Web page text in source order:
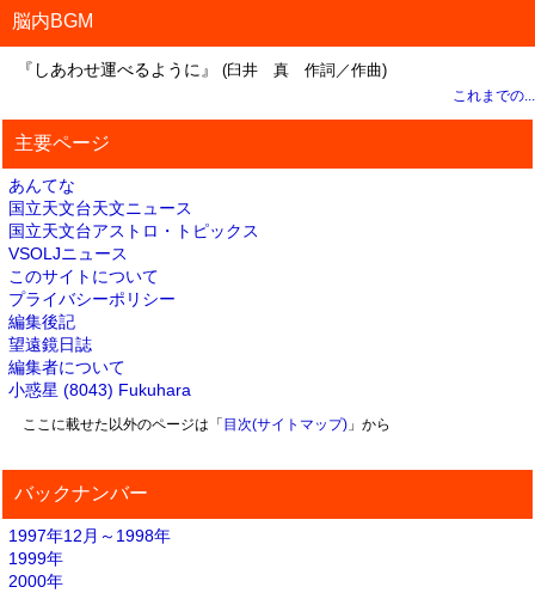
脳内BGM
『しあわせ運べるように』 (臼井 真 作詞／作曲)
これまでの...
主要ページ
あんてな
国立天文台天文ニュース
国立天文台アストロ・トピックス
VSOLJニュース
このサイトについて
プライバシーポリシー
編集後記
望遠鏡日誌
編集者について
小惑星 (8043) Fukuhara
ここに載せた以外のページは「 目次(サイトマップ)」から
バックナンバー
1997年12月～1998年
1999年
2000年